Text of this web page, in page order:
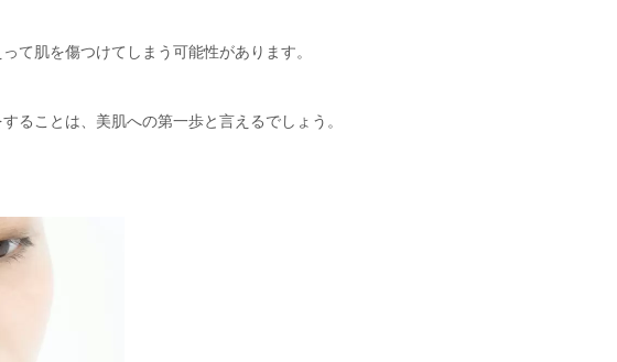
て肌を傷つけてしまう可能性があります。
ることは、美肌への第一歩と言えるでしょう。